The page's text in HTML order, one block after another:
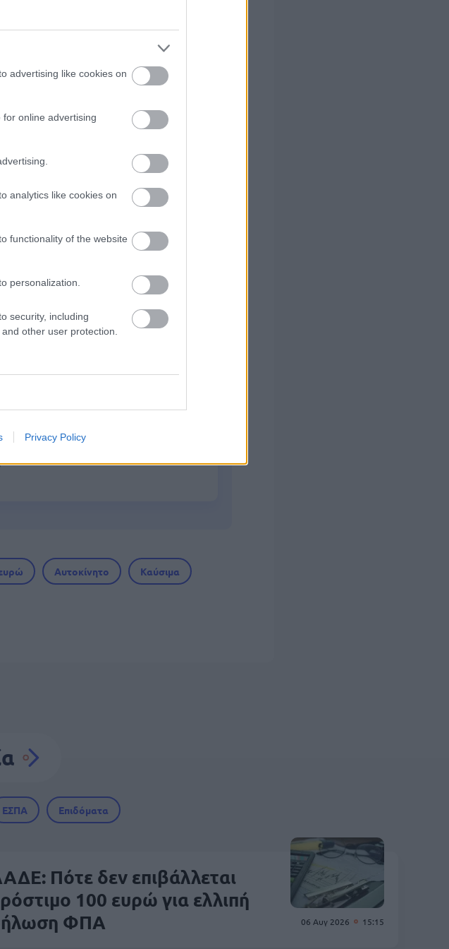
advertising like cookies on
online advertising
analytics like cookies on
functionality of the website
personalization.
security, including
other user protection.
Privacy Policy
«μαμούθ» (με μόρια)
στο υπουργείο
εκτός το 500ευρο
- Πού θα κάνετε
Αυτοκίνητο Καύσιμα
ΕΣΠΑ Επιδόματα
06 Αυγ 2026 15:15
Πότε δεν επιβάλλεται
100 ευρώ για ελλιπή
ΦΠΑ